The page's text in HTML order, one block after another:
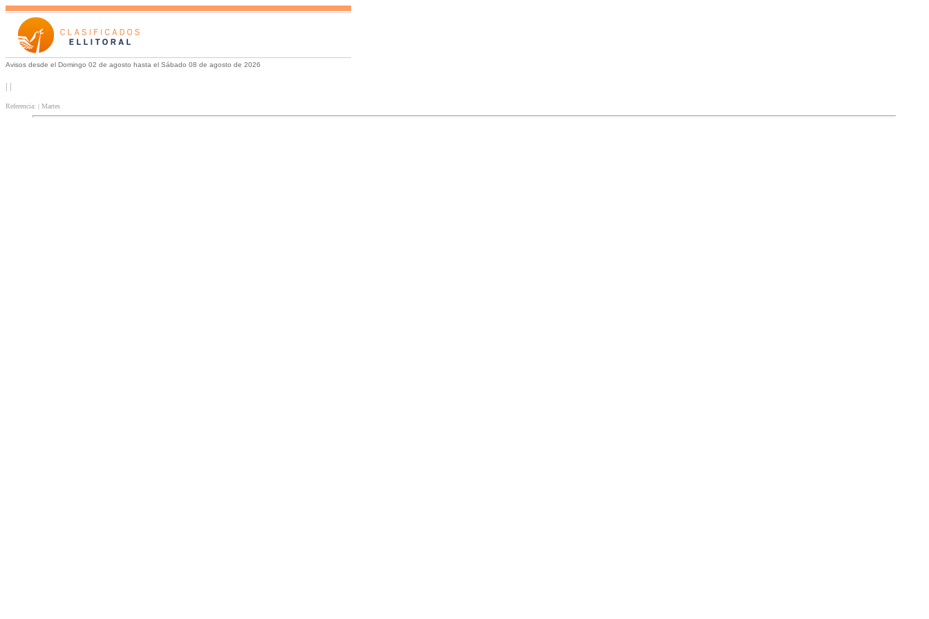
Avisos desde el Domingo 02 de agosto hasta el Sábado 08 de agosto de 2026
| |
Referencia: | Martes